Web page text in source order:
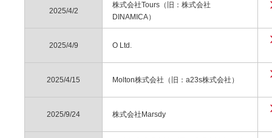
2025/4/2
株式会社Tours（旧：株式会社
DINAMICA）
2025/4/9 O Ltd.
2025/4/15 Molton株式会社（旧：a23s株式会社）
2025/9/24 株式会社Marsdy